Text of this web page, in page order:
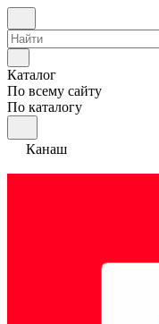
Каталог
По всему сайту
По каталогу
Канаш